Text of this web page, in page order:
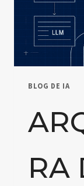
BLOG DE IA
RA